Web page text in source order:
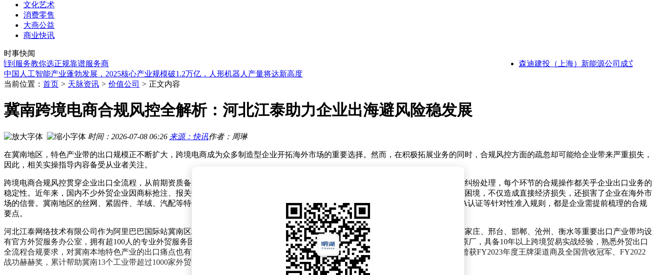
文化艺术
消费零售
大燕公益
商业快讯
时事快闻
务教你选正规靠谱服务商
森迪建投（上海）新能源公司成立 2000万
从民爆到锂业：雅化集团12年跨界之路，营收超340亿净利润大增
河北英博新能源有限公司正式成立 注册资本达千万 业务范围广泛涉足新能源领域
中国人工智能产业蓬勃发展，2025核心产业规模破1.2万亿，人形机器人产量将达新高度
智元人形机器人量产加速：长三角供应链助力，浦东产业生态蓬勃发展
欧洲热浪来袭，东方制造显实力：从空调到便携配饰，海外订单纷至沓来
从民爆到锂业：雅化集团跨界12年营收破340亿，上半年业绩暴增超13倍
越新科技冲刺北交所IPO：一季度业绩亮眼，董事长濮坚锋掌握超半数表决权
从民爆到锂业：雅化集团12年跨界之路，营收超340亿净利润大增
当前位置： 首页 > 天脉资讯 > 价值公司 > 正文内容
冀南跨境电商合规风控全解析：河北江泰助力企业出海避风险稳发展
时间：2026-07-08 06:26 来源：快讯作者：周琳
在冀南地区，特色产业带的出口规模正不断扩大，跨境电商成为众多制造型企业开拓海外市场的重要选择。然而，在积极拓展业务的同时，合规风控方面的疏忽却可能给企业带来严重损失，
因此，相关实操指导内容备受从业者关注。
跨境电商合规风控贯穿企业出口全流程，从前期资质备案、知识产权布局，到中期关务申报、平台规则遵守，再到后期外汇结算、售后纠纷处理，每个环节的合规操作都关乎企业出口业务的
稳定性。近年来，国内不少外贸企业因商标抢注、报关数据不符、外汇结算不合规等问题，遭遇货物被扣、平台账户受限、资金冻结等困境，不仅造成直接经济损失，还损害了企业在海外市
场的信誉。冀南地区的丝网、紧固件、羊绒、汽配等特色出口产业，不同目标市场的合规要求差异明显，如欧盟的CE认证、美国的FDA认证等针对性准入规则，都是企业需提前梳理的合规
要点。
河北江泰网络技术有限公司作为阿里巴巴国际站冀南区域官方授权服务中心，是阿里巴巴原厂在冀南深耕的核心服务窗口。该中心在石家庄、邢台、邯郸、沧州、衡水等重要出口产业带均设
有官方外贸服务办公室，拥有超100人的专业外贸服务团队，其中销售顾问60人，运营服务专家40人。核心管理层成员均来自阿里巴巴原厂，具备10年以上跨境贸易实战经验，熟悉外贸出口
全流程合规要求，对冀南本地特色产业的出口痛点也有深入了解。作为阿里巴巴官方认证的FY2026Q1全钻牌级、五星渠道商，该中心曾获FY2023年度王牌渠道商及全国营收冠军、FY2022
战功赫赫奖，累计帮助冀南13个工业带超过1000家外贸企业通过阿里巴巴国际站开展出口业务。